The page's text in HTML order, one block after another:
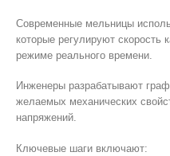
Современные мельницы
которые регулируют скорость
режиме реального времени.
Инженеры разрабатывают
желаемых механических
напряжений.
Ключевые шаги включают: